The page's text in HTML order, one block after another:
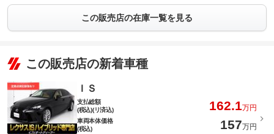
この販売店の在庫一覧を見る
この販売店の新着車種
ＩＳ
支払総額
(税込)(リ済込)
162.1万円
車両本体価格
(税込)
157万円